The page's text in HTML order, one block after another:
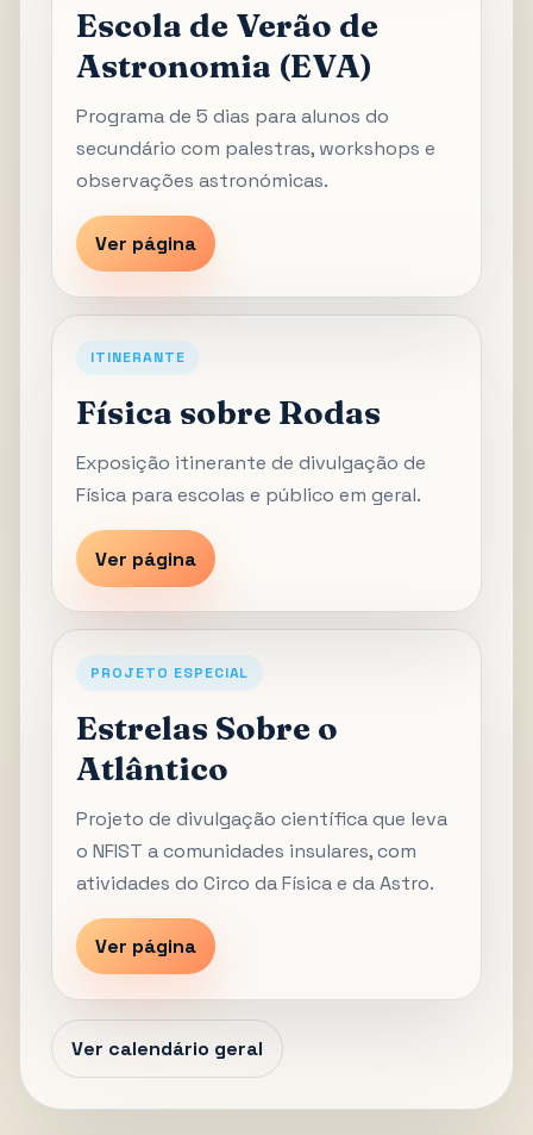
Escola de Verão de
Astronomia (EVA)
Programa de 5 dias para alunos do
secundário com palestras, workshops e
observações astronómicas.
Ver página
ITINERANTE
Física sobre Rodas
Exposição itinerante de divulgação de
Física para escolas e público em geral.
Ver página
PROJETO ESPECIAL
Estrelas Sobre o
Atlântico
Projeto de divulgação científica que leva
o NFIST a comunidades insulares, com
atividades do Circo da Física e da Astro.
Ver página
Ver calendário geral